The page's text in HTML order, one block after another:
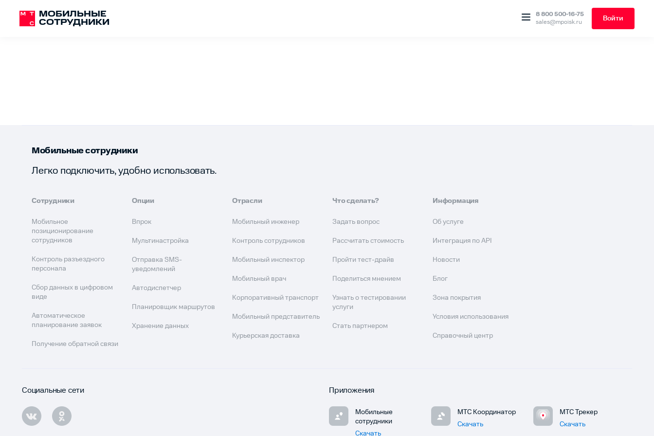
МОБИЛЬНЫЕ
СОТРУДНИКИ
8 800 500-16-75
sales@mpoisk.ru
Войти
Мобильные сотрудники
Легко подключить, удобно использовать.
Сотрудники
Мобильное
позиционирование
сотрудников
Контроль разъездного
персонала
Сбор данных в цифровом
виде
Автоматическое
планирование заявок
Получение обратной связи
Опции
Впрок
Мультинастройка
Отправка SMS-
уведомлений
Автодиспетчер
Планировщик маршрутов
Хранение данных
Отрасли
Мобильный инженер
Контроль сотрудников
Мобильный инспектор
Мобильный врач
Корпоративный транспорт
Мобильный представитель
Курьерская доставка
Что сделать?
Задать вопрос
Рассчитать стоимость
Пройти тест-драйв
Поделиться мнением
Узнать о тестировании
услуги
Стать партнером
Информация
Об услуге
Интеграция по API
Новости
Блог
Зона покрытия
Условия использования
Справочный центр
Социальные сети Приложения
Мобильные
сотрудники
Скачать
МТС Координатор
Скачать
МТС Трекер
Скачать